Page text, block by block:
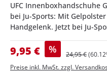
UFC Innenboxhandschuhe
bei Ju-Sports: Mit
Handgelenk. Jetzt bei Ju-
Verkaufspreis:
9,95 € % Regulärer
24,95 €
Preise inkl. MwSt. zzgl.